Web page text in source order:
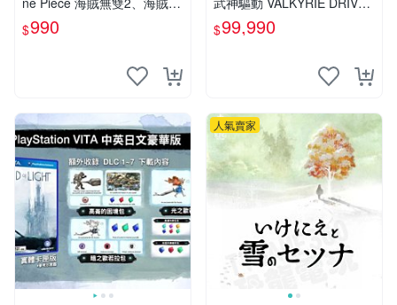
雙3 中文版
$990
日文版【台中恐龍電玩】
$99,990
人氣賣家